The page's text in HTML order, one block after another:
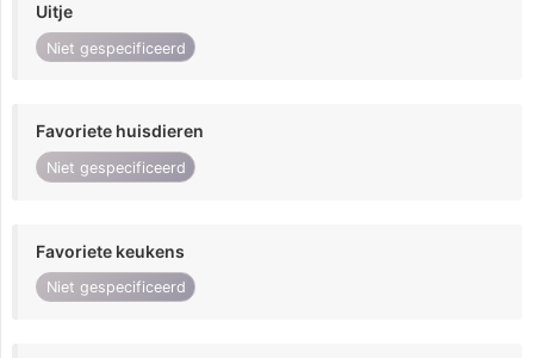
Uitje
Niet gespecificeerd
Favoriete huisdieren
Niet gespecificeerd
Favoriete keukens
Niet gespecificeerd